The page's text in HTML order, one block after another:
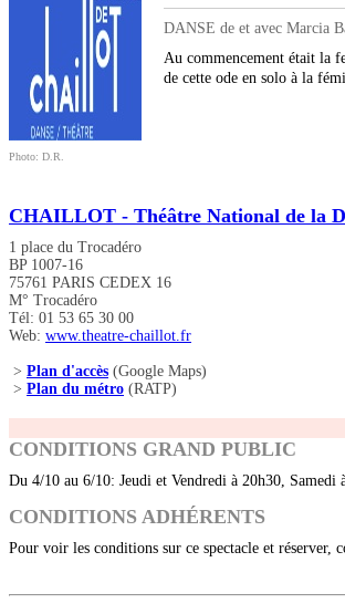
Photo: D.R.
DANSE de et avec Marcia
Au commencement était la
de cette ode en solo à la
CHAILLOT - Théâtre National de la
1 place du Trocadéro
BP 1007-16
75761 PARIS CEDEX 16
M° Trocadéro
Tél: 01 53 65 30 00
Web: www.theatre-chaillot.fr
> Plan d'accès (Google Maps)
> Plan du métro (RATP)
CONDITIONS GRAND PUBLIC
Du 4/10 au 6/10: Jeudi et Vendredi à 20h30, Samedi
CONDITIONS ADHÉRENTS
Pour voir les conditions sur ce spectacle et réserver,